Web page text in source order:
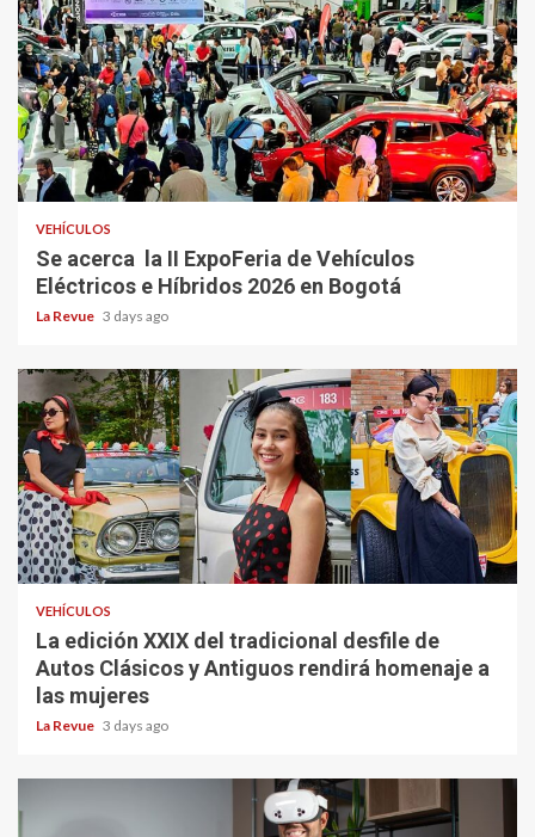
VEHÍCULOS
Se acerca la II ExpoFeria de Vehículos
Eléctricos e Híbridos 2026 en Bogotá
La Revue 3 days ago
VEHÍCULOS
La edición XXIX del tradicional desfile de
Autos Clásicos y Antiguos rendirá homenaje a
las mujeres
La Revue 3 days ago